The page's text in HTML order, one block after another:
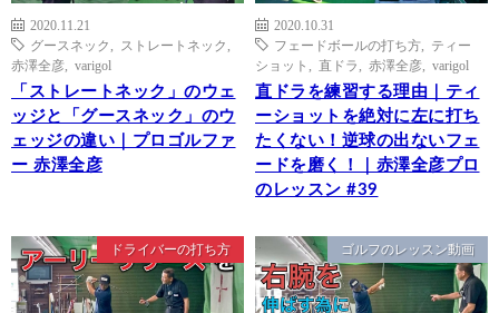
2020.11.21
グースネック
ストレートネック
赤澤全彦
varigol
「ストレートネック」のウェ
ッジと「グースネック」のウ
ェッジの違い｜プロゴルファ
ー 赤澤全彦
2020.10.31
フェードボールの打ち方
ティー
ショット
直ドラ 赤澤全彦 varigol
直ドラを練習する理由｜ティ
ーショットを絶対に左に打ち
たくない！逆球の出ないフェ
ードを磨く！｜赤澤全彦プロ
のレッスン #39
ドライバーの打ち方 ゴルフのレッスン動画